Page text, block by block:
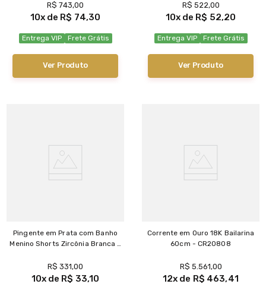
R$ 743,00
10 R$ 74,30
Entrega VIP Frete Grátis
Ver Produto
R$ 522,00
10 R$ 52,20
Entrega VIP Frete Grátis
Ver Produto
Pingente em Prata com Banho
Menino Shorts Zircônia Branca -
R$ 331,00
10 R$ 33,10
Corrente em Ouro 18K Bailarina
60cm - CR20808
R$ 5.561,00
12 R$ 463,41